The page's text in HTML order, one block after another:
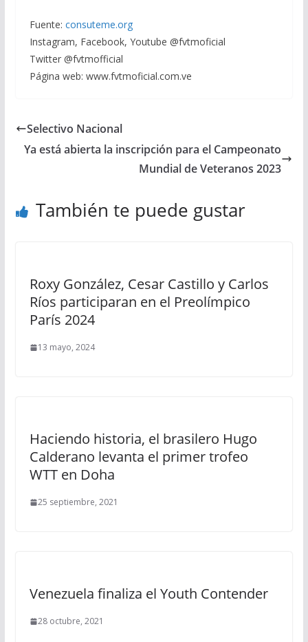
Fuente: consuteme.org
Instagram, Facebook, Youtube @fvtmoficial
Twitter @fvtmofficial
Página web: www.fvtmoficial.com.ve
Selectivo Nacional
Ya está abierta la inscripción para el Campeonato
Mundial de Veteranos 2023
También te puede gustar
Roxy González, Cesar Castillo y Carlos
Ríos participaran en el Preolímpico
París 2024
13 mayo, 2024
Haciendo historia, el brasilero Hugo
Calderano levanta el primer trofeo
WTT en Doha
25 septiembre, 2021
Venezuela finaliza el Youth Contender
28 octubre, 2021